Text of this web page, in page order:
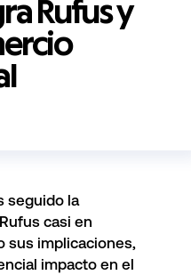
Rufus y
seguido la
casi en
sus implicaciones,
impacto en el